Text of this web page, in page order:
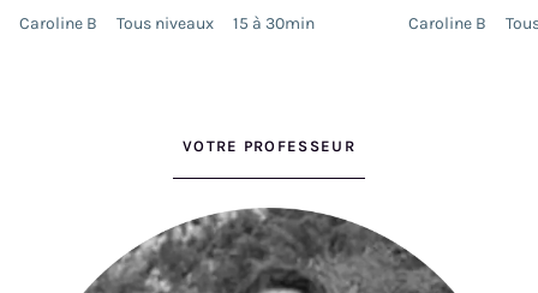
Caroline B Tous niveaux 15 à 30min Caroline B
VOTRE PROFESSEUR